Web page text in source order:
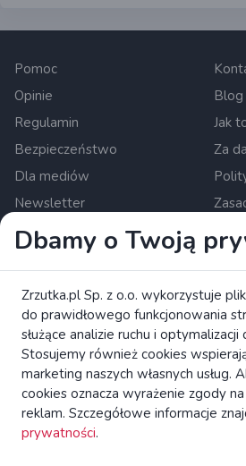
Pomoc
Opinie
Blog
Regulamin
Jak
Bezpieczeństwo
Za
Dla mediów
Newsletter
Polska. KRS: 0000634168. Kapitał
Krajowa instytucja płatnicza
Nadzoru Finansowego. czytaj więcej
Zapoznaj się z broszurą KE
zrzutka.pl Platforma
Dbamy o Twoją
Zrzutka.pl Sp. z o.o. wykorzystuje
do prawidłowego funkcjonowania
służące analizie ruchu i optymalizacji
Stosujemy również cookies
marketing naszych własnych usług.
cookies oznacza wyrażenie zgody
reklam. Szczegółowe informacje
prywatności.